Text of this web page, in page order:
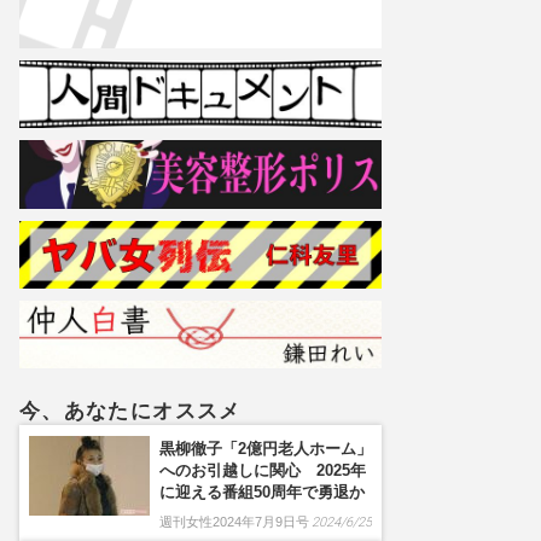
今、あなたにオススメ
黒柳徹子「2億円老人ホーム」
へのお引越しに関心 2025年
に迎える番組50周年で勇退か
週刊女性2024年7月9日号 2024/6/25